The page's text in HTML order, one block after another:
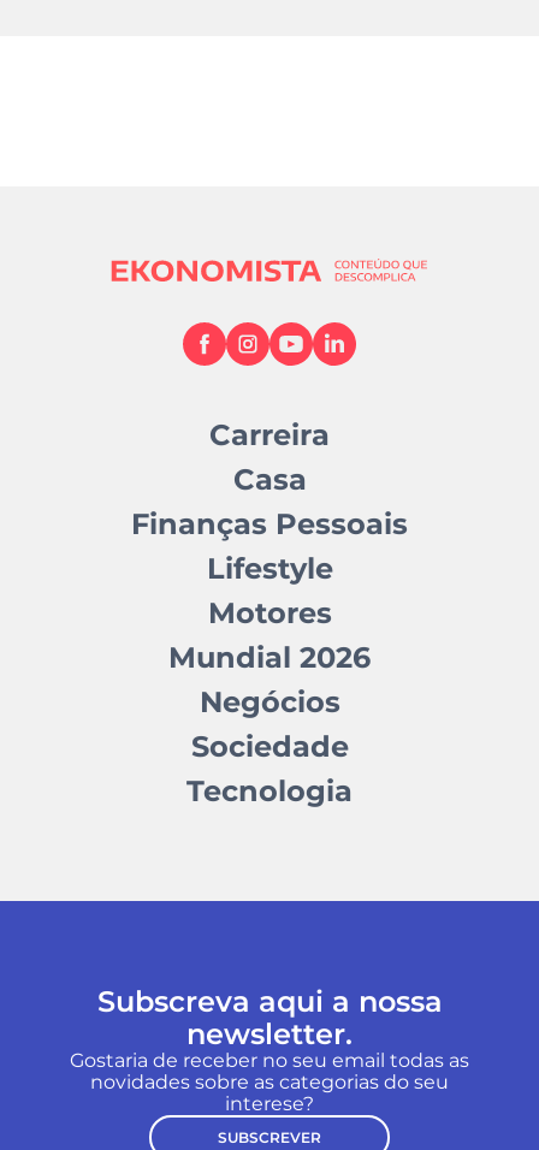
Carreira
Casa
Finanças Pessoais
Lifestyle
Motores
Mundial 2026
Negócios
Sociedade
Tecnologia
Subscreva aqui a nossa
newsletter.
Gostaria de receber no seu email todas as
novidades sobre as categorias do seu
interese?
SUBSCREVER